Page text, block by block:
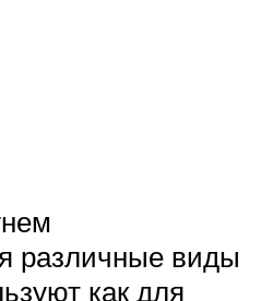
различные виды
как для